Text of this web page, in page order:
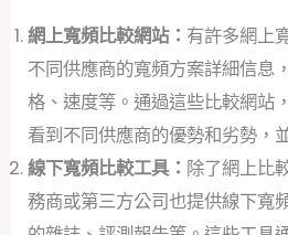
網上寬頻比較網站： 有許多網上
不同供應商的寬頻方案詳細信息
格、速度等。通過這些比較網站
看到不同供應商的優勢和劣勢，
線下寬頻比較工具： 除了網上比
務商或第三方公司也提供線下寬